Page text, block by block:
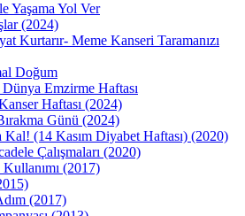
Yaşama Yol Ver
(2024)
Kurtarır- Meme Kanseri Taramanızı
Doğum
Emzirme Haftası
Haftası (2024)
Günü (2024)
Kal! (14 Kasım Diyabet Haftası) (2020)
Çalışmaları (2020)
(2017)
(2017)